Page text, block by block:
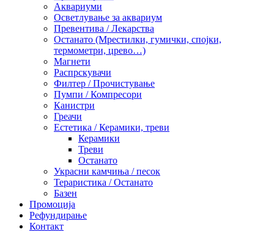
Аквариуми
Осветлување за аквариум
Превентива / Лекарства
Останато (Мрестилки, гумички, спојки,
термометри, црево…)
Магнети
Распрскувачи
Филтер / Прочистување
Пумпи / Компресори
Канистри
Греачи
Естетика / Керамики, треви
Керамики
Треви
Останато
Украсни камчиња / песок
Тераристика / Останато
Базен
Промоција
Рефундирање
Контакт